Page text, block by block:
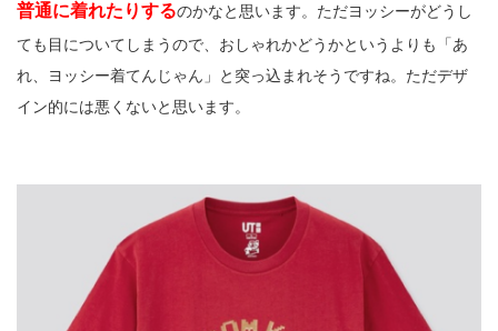
普通に着れたりするのかなと思います。ただヨッシーがどうし
ても目についてしまうので、おしゃれかどうかというよりも「あ
れ、ヨッシー着てんじゃん」と突っ込まれそうですね。ただデザ
イン的には悪くないと思います。